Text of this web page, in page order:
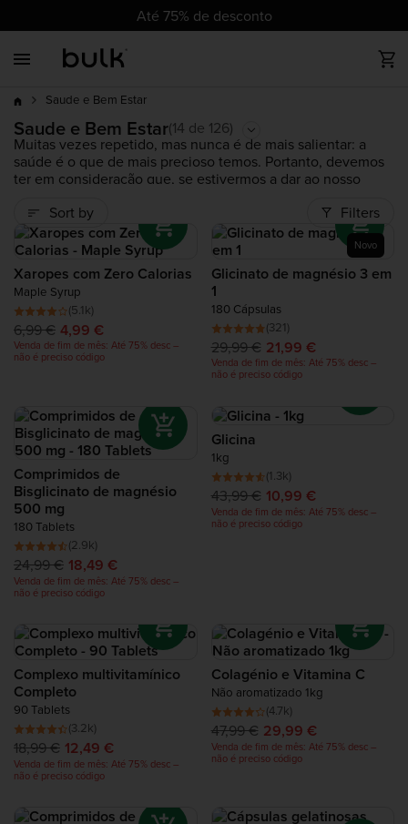
fr it nl plpt ro
Até 75% de desconto
Mais vendidos
Novos produtos
Produtos em tendência
Saldos
Toda Proteína
Proteína Whey
Clear Protein Tendências
Proteina Vegetal
Mass Gainers
Colagénio Tendências
Novidades
Proteínas de Recuperação
Complete Food Shake
Barras Proteicas
Batidos Proteicos
Alimentos Ricos em Proteína
Todo Vegano
Proteína Vegan em Pó
Barras Proteicas Vegan
Vitaminas Vegan
Complete Food Shake
Vitaminas
Minerais
Nutrição Desporto
Suplementos Pré-treino
Suplementos pós-treino
Aminoácidos
Hidratos de Carbono
Todo Perda de Peso
Batidos Para Emagrecer
Alimentos Sem Calorias
Alimentos Saudáveis
Manteigas de Frutos Secos
Acessórios
Roupa Desportiva
Saude e Bem Estar
Saude e Bem Estar(14 de 126)
Muitas vezes repetido, mas nunca é de mais salientar: a
saúde é o que de mais precioso temos. Portanto, devemos
ter em consideração que, se estivermos a dar ao nosso
nossa saúde geral irá melhorar.
E isto também é válido para a saúde psicológioca e
emocional, que em muito depende de uma boa nutrição e
actividade física activa.
Para compensar as tuas deficiências diárias e melhorar a tua
saúde, consulta a nossa gama de produtos. Entre outros,
encontrarás multivitamínicos,
ómega 3de elevada
qualidade, suplementos para melhorar asaúde do fígado
antioxidantes, etc.
Sort by Filters
Xaropes com Zero Calorias
Maple Syrup
(5.1k)
6,99 € 4,99 €
Venda de fim de mês: Até 75% desc –
não é preciso código
Novo
Glicinato de magnésio 3 em
1
180 Cápsulas
(321)
29,99 € 21,99 €
Venda de fim de mês: Até 75% desc –
não é preciso código
Comprimidos de
Bisglicinato de magnésio
500 mg
180 Tablets
(2.9k)
24,99 € 18,49 €
Venda de fim de mês: Até 75% desc –
não é preciso código
Glicina
1kg
(1.3k)
43,99 € 10,99 €
Venda de fim de mês: Até 75% desc –
não é preciso código
Complexo multivitamínico
Completo
90 Tablets
(3.2k)
18,99 € 12,49 €
Venda de fim de mês: Até 75% desc –
não é preciso código
Colagénio e Vitamina C
Não aromatizado 1kg
(4.7k)
47,99 € 29,99 €
Venda de fim de mês: Até 75% desc –
não é preciso código